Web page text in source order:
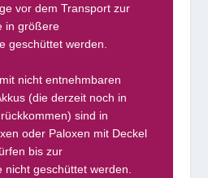
vor dem Transport zur
in größere
geschüttet werden.
nicht entnehmbaren
(die derzeit noch in
sind in
oder Paloxen mit Deckel
bis zur
nicht geschüttet werden.